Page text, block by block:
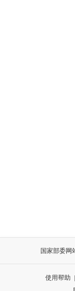
国家部委网
使用帮助 |